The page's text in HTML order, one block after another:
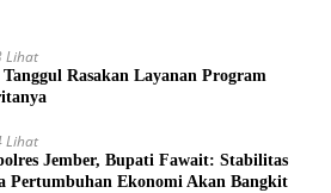
Lihat
Rasakan Layanan Program
Lihat
Jember, Bupati Fawait: Stabilitas
Pertumbuhan Ekonomi Akan Bangkit